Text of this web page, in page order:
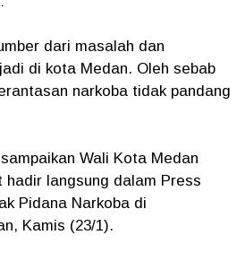
dari masalah dan
di kota Medan. Oleh sebab
narkoba tidak pandang
Wali Kota Medan
hadir langsung dalam Press
Pidana Narkoba di
Kamis (23/1).